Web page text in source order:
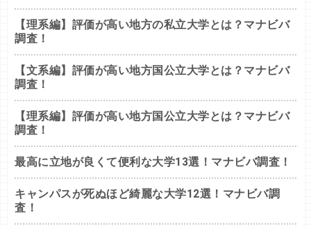
【理系編】評価が高い地方の私立大学とは？マナビバ
調査！
【文系編】評価が高い地方国公立大学とは？マナビバ
調査！
【理系編】評価が高い地方国公立大学とは？マナビバ
調査！
最高に立地が良くて便利な大学13選！マナビバ調査！
キャンパスが死ぬほど綺麗な大学12選！マナビバ調
査！